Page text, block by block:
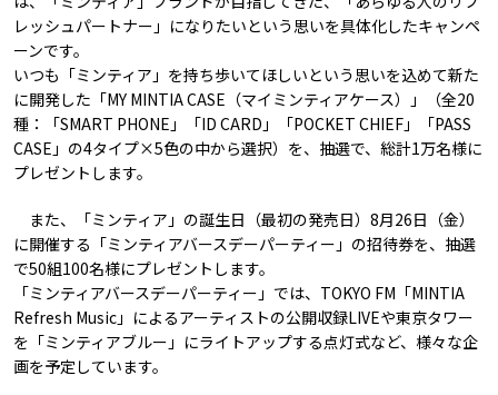
レッシュパートナー」になりたいという思いを具体化したキャンペ
ーンです。
いつも「ミンティア」を持ち歩いてほしいという思いを込めて新た
に開発した「MY MINTIA CASE（マイミンティアケース）」（全20
種：「SMART PHONE」「ID CARD」「POCKET CHIEF」「PASS
CASE」の4タイプ×5色の中から選択）を、抽選で、総計1万名様に
プレゼントします。
また、「ミンティア」の誕生日（最初の発売日）8月26日（金）
に開催する「ミンティアバースデーパーティー」の招待券を、抽選
で50組100名様にプレゼントします。
「ミンティアバースデーパーティー」では、TOKYO FM「MINTIA
Refresh Music」によるアーティストの公開収録LIVEや東京タワー
を「ミンティアブルー」にライトアップする点灯式など、様々な企
画を予定しています。